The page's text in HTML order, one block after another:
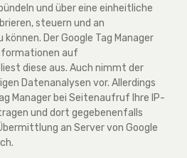
und über eine einheitliche
steuern und an
Der Google Tag Manager
auf
diese aus. Auch nimmt der
Datenanalysen vor. Allerdings
Manager bei Seitenaufruf Ihre IP-
und dort gegebenenfalls
an Server von Google